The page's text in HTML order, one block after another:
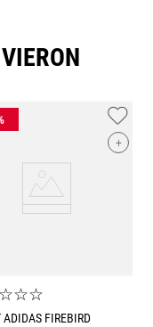
+
☆☆☆
ADIDAS FIREBIRD